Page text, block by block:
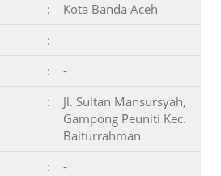
:
Kota Banda Aceh
:
-
:
-
:
Jl. Sultan Mansursyah,
Gampong Peuniti Kec.
Baiturrahman
:
-